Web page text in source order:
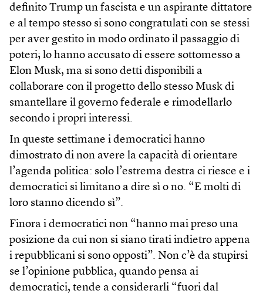
definito Trump un fascista e un aspirante dittatore
e al tempo stesso si sono congratulati con se stessi
per aver gestito in modo ordinato il passaggio di
poteri; lo hanno accusato di essere sottomesso a
Elon Musk, ma si sono detti disponibili a
collaborare con il progetto dello stesso Musk di
smantellare il governo federale e rimodellarlo
secondo i propri interessi.
In queste settimane i democratici hanno
dimostrato di non avere la capacità di orientare
l’agenda politica: solo l’estrema destra ci riesce e i
democratici si limitano a dire sì o no. “E molti di
loro stanno dicendo sì”.
Finora i democratici non “hanno mai preso una
posizione da cui non si siano tirati indietro appena
i repubblicani si sono opposti”. Non c’è da stupirsi
se l’opinione pubblica, quando pensa ai
democratici, tende a considerarli “fuori dal